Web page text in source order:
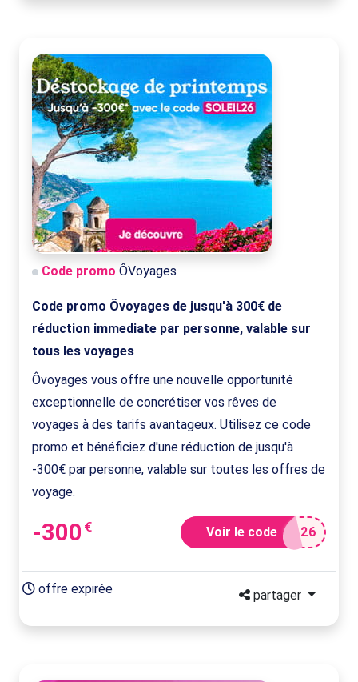
Code promo ÔVoyages
Code promo Ôvoyages de jusqu'à 300€ de
réduction immediate par personne, valable sur
tous les voyages
Ôvoyages vous offre une nouvelle opportunité
exceptionnelle de concrétiser vos rêves de
voyages à des tarifs avantageux. Utilisez ce code
promo et bénéficiez d'une réduction de jusqu'à
-300€ par personne, valable sur toutes les offres de
voyage.
-300 € Voir le code L26
offre expirée partager